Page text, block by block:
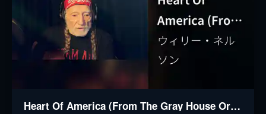
Heart Of America (From The Gray House Original Soundtrack)